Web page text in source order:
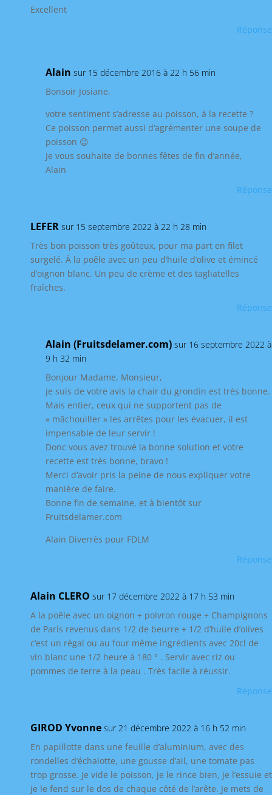
Excellent
Réponse
Alain sur 15 décembre 2016 à 22 h 56 min
Bonsoir Josiane,
votre sentiment s’adresse au poisson, à la recette ?
Ce poisson permet aussi d’agrémenter une soupe de
poisson 😉
Je vous souhaite de bonnes fêtes de fin d’année,
Alain
Réponse
LEFER sur 15 septembre 2022 à 22 h 28 min
Très bon poisson très goûteux, pour ma part en filet
surgelé. À la poêle avec un peu d’huile d’olive et émincé
d’oignon blanc. Un peu de crème et des tagliatelles
fraîches.
Réponse
Alain (Fruitsdelamer.com) sur 16 septembre 2022 à
9 h 32 min
Bonjour Madame, Monsieur,
je suis de votre avis la chair du grondin est très bonne.
Mais entier, ceux qui ne supportent pas de
« mâchouiller » les arrêtes pour les évacuer, il est
impensable de leur servir !
Donc vous avez trouvé la bonne solution et votre
recette est très bonne, bravo !
Merci d’avoir pris la peine de nous expliquer votre
manière de faire.
Bonne fin de semaine, et à bientôt sur
Fruitsdelamer.com
Alain Diverrès pour FDLM
Réponse
Alain CLERO sur 17 décembre 2022 à 17 h 53 min
A la poêle avec un oignon + poivron rouge + Champignons
de Paris revenus dans 1/2 de beurre + 1/2 d’huile d’olives
c’est un régal ou au four même ingrédients avec 20cl de
vin blanc une 1/2 heure à 180 ° . Servir avec riz ou
pommes de terre à la peau . Très facile à réussir.
Réponse
GIROD Yvonne sur 21 décembre 2022 à 16 h 52 min
En papillotte dans une feuille d’aluminium, avec des
rondelles d’échalotte, une gousse d’ail, une tomate pas
trop grosse. Je vide le poisson, je le rince bien, je l’essuie et
je le fend sur le dos de chaque côté de l’arête. Je mets de